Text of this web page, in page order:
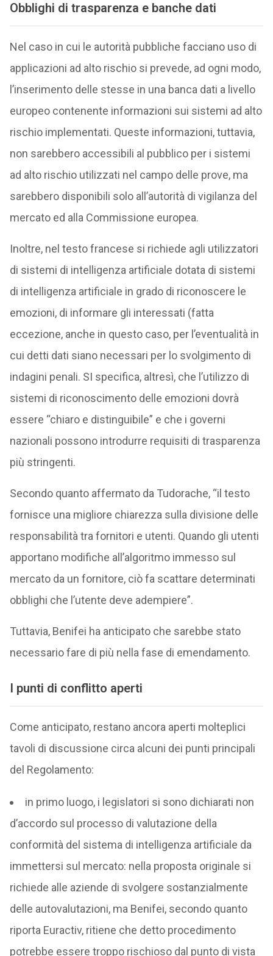
Obblighi di trasparenza e banche dati
Nel caso in cui le autorità pubbliche facciano uso di
applicazioni ad alto rischio si prevede, ad ogni modo,
l’inserimento delle stesse in una banca dati a livello
europeo contenente informazioni sui sistemi ad alto
rischio implementati. Queste informazioni, tuttavia,
non sarebbero accessibili al pubblico per i sistemi
ad alto rischio utilizzati nel campo delle prove, ma
sarebbero disponibili solo all’autorità di vigilanza del
mercato ed alla Commissione europea.
Inoltre, nel testo francese si richiede agli utilizzatori
di sistemi di intelligenza artificiale dotata di sistemi
di intelligenza artificiale in grado di riconoscere le
emozioni, di informare gli interessati (fatta
eccezione, anche in questo caso, per l’eventualità in
cui detti dati siano necessari per lo svolgimento di
indagini penali. SI specifica, altresì, che l’utilizzo di
sistemi di riconoscimento delle emozioni dovrà
essere “chiaro e distinguibile” e che i governi
nazionali possono introdurre requisiti di trasparenza
più stringenti.
Secondo quanto affermato da Tudorache, “il testo
fornisce una migliore chiarezza sulla divisione delle
responsabilità tra fornitori e utenti. Quando gli utenti
apportano modifiche all’algoritmo immesso sul
mercato da un fornitore, ciò fa scattare determinati
obblighi che l’utente deve adempiere”.
Tuttavia, Benifei ha anticipato che sarebbe stato
necessario fare di più nella fase di emendamento.
I punti di conflitto aperti
Come anticipato, restano ancora aperti molteplici
tavoli di discussione circa alcuni dei punti principali
del Regolamento:
in primo luogo, i legislatori si sono dichiarati non
d’accordo sul processo di valutazione della
conformità del sistema di intelligenza artificiale da
immettersi sul mercato: nella proposta originale si
richiede alle aziende di svolgere sostanzialmente
delle autovalutazioni, ma Benifei, secondo quanto
riporta Euractiv, ritiene che detto procedimento
potrebbe essere troppo rischioso dal punto di vista